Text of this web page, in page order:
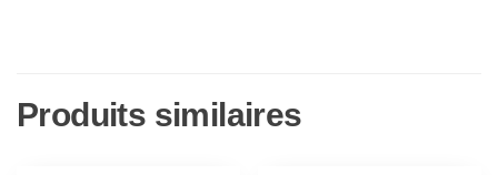
Produits similaires